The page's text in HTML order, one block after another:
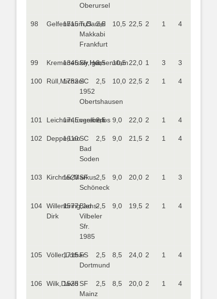
Oberursel
98 Gelfenbaum,Daniel
1715TuS
Makkabi
Frankfurt
2,5 10,5 22,5 2 1 4
99 Kremenetskiy,Igor
1345Sfr.Heusenstam
2,5 10,5 22,0 1 3 3
100 Rüll,Michael
1782SC
1952
Obertshausen
2,5 10,0 22,5 2 1 4
101 Leichum,Engelbert
1745vereinslos
2,5 9,0 22,0 2 1 4
102 Deppe,Leo
1610SC
Bad
Soden
2,5 9,0 21,5 2 1 4
103 Kirchner,Markus
1523SF
Schöneck
2,5 9,0 20,0 2 1 3
104 Willenbring,Jens-
Dirk
1577Bad
Vilbeler
Sfr.
1985
2,5 9,0 19,5 2 1 4
105 Völler,Lothar
1715FS
Dortmund
2,5 8,5 24,0 2 1 4
106 Wilk,David
1525 SF
Mainz
2,5 8,5 20,0 2 1 4